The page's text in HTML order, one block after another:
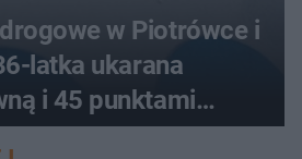
w Piotrówce i
latka ukarana
i 45 punktami